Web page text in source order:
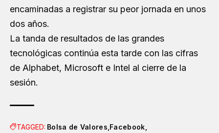
encaminadas a registrar su peor jornada en unos
dos años.
La tanda de resultados de las grandes
tecnológicas continúa esta tarde con las cifras
de Alphabet, Microsoft e Intel al cierre de la
sesión.
TAGGED: Bolsa de Valores Facebook